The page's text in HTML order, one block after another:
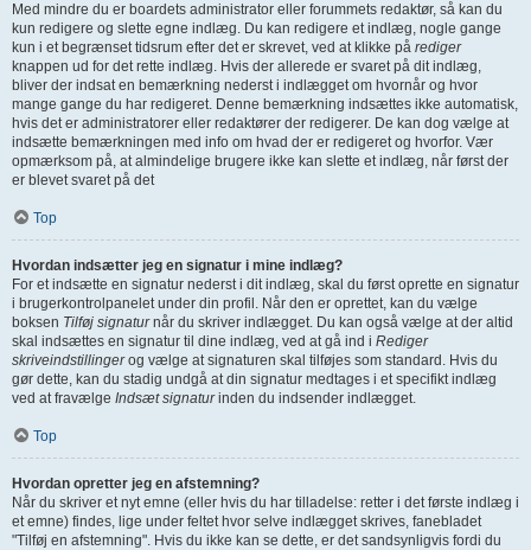
Med mindre du er boardets administrator eller forummets redaktør, så kan du
kun redigere og slette egne indlæg. Du kan redigere et indlæg, nogle gange
kun i et begrænset tidsrum efter det er skrevet, ved at klikke på rediger
knappen ud for det rette indlæg. Hvis der allerede er svaret på dit indlæg,
bliver der indsat en bemærkning nederst i indlægget om hvornår og hvor
mange gange du har redigeret. Denne bemærkning indsættes ikke automatisk,
hvis det er administratorer eller redaktører der redigerer. De kan dog vælge at
indsætte bemærkningen med info om hvad der er redigeret og hvorfor. Vær
opmærksom på, at almindelige brugere ikke kan slette et indlæg, når først der
er blevet svaret på det
Top
Hvordan indsætter jeg en signatur i mine indlæg?
For et indsætte en signatur nederst i dit indlæg, skal du først oprette en signatur
i brugerkontrolpanelet under din profil. Når den er oprettet, kan du vælge
boksen Tilføj signaturnår du skriver indlægget. Du kan også vælge at der altid
skal indsættes en signatur til dine indlæg, ved at gå ind i Rediger
skriveindstillingerog vælge at signaturen skal tilføjes som standard. Hvis du
gør dette, kan du stadig undgå at din signatur medtages i et specifikt indlæg
ved at fravælge Indsæt signaturinden du indsender indlægget.
Top
Hvordan opretter jeg en afstemning?
Når du skriver et nyt emne (eller hvis du har tilladelse: retter i det første indlæg i
et emne) findes, lige under feltet hvor selve indlægget skrives, fanebladet
"Tilføj en afstemning". Hvis du ikke kan se dette, er det sandsynligvis fordi du